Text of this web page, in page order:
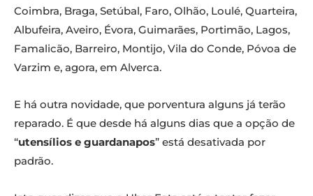
Coimbra, Braga, Setúbal, Faro, Olhão, Loulé, Quarteira,
Albufeira, Aveiro, Évora, Guimarães, Portimão, Lagos,
Famalicão, Barreiro, Montijo, Vila do Conde, Póvoa de
Varzim e, agora, em Alverca.
E há outra novidade, que porventura alguns já terão
reparado. É que desde há alguns dias que a opção de
“utensílios e guardanapos” está desativada por
padrão.